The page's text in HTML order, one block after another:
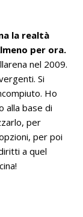
la realtà
per ora.
nel 2009.
Si
Ho
alla base di
per
per poi
a quel